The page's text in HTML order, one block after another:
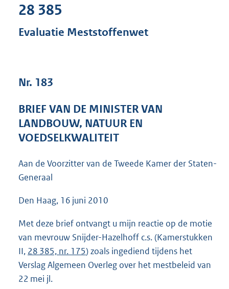
s
e
:
b
28 385
Evaluatie Meststoffenwet
Nr. 183
BRIEF VAN DE MINISTER VAN
LANDBOUW, NATUUR EN
VOEDSELKWALITEIT
Aan de Voorzitter van de Tweede Kamer der Staten-
Generaal
Den Haag, 16 juni 2010
Met deze brief ontvangt u mijn reactie op de motie
van mevrouw Snijder-Hazelhoff c.s. (Kamerstukken
II, 28 385, nr. 175) zoals ingediend tijdens het
Verslag Algemeen Overleg over het mestbeleid van
22 mei jl.